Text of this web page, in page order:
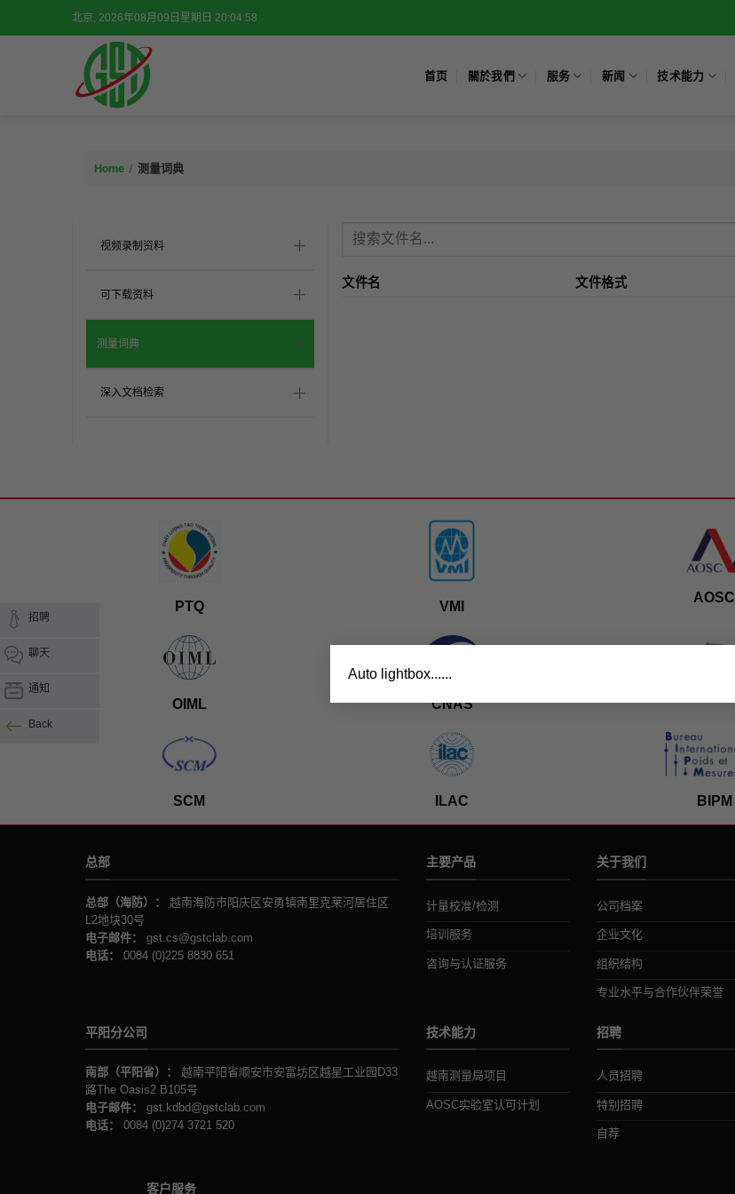
Auto lightbox......
到
北京, 2026年08月09日星期日 20:04:58
首页 關於我們 服务 新闻 技术能力
Home / 测量词典
视频录制资料
可下载资料
测量词典
深入文档检索
文件名 文件格式
PTQ VMI
AOSC
OIML CNAS
SCM ILAC BIPM
总部
总部（海防）：
越南海防市阳庆区安勇镇南里克莱河居住区
L2地块30号
电子邮件：
gst.cs@gstclab.com
电话：
0084 (0)225 8830 651
主要产品
计量校准/检测
培训服务
咨询与认证服务
关于我们
公司档案
企业文化
组织结构
专业水平与合作伙伴荣誉
平阳分公司
南部（平阳省）：
越南平阳省顺安市安富坊区越星工业园D33
路The Oasis2 B105号
电子邮件：
gst.kdbd@gstclab.com
电话：
0084 (0)274 3721 520
技术能力
越南测量局项目
AOSC实验室认可计划
招聘
人员招聘
特别招聘
自荐
客户服务
招聘
聊天
通知
Back